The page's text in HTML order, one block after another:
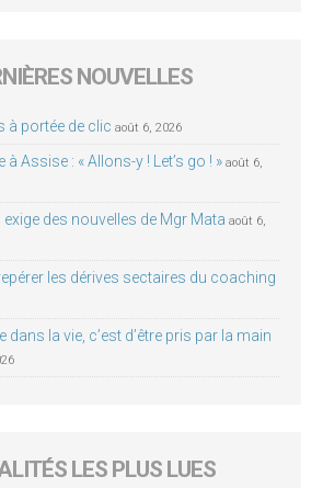
NOUVELLES
à portée de clic août 6, 2026
Assise : « Allons-y ! Let’s go ! » août 6,
exige des nouvelles de Mgr Mata août 6,
les dérives sectaires du coaching
dans la vie, c’est d’être pris par la main
LES PLUS LUES